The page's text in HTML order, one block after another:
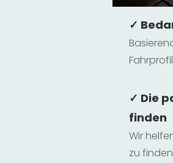
✓
✓ Die
finden
Wir
zu finden